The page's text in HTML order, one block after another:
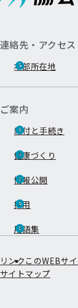
連絡先・アクセス
本部所在地
ご案内
給付と手続き
健康づくり
情報公開
採用
用語集
リンク このWEBサ
サイトマップ